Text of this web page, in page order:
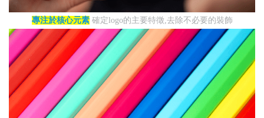
專注於核心元素確定logo的主要特徵,去除不必要的裝飾